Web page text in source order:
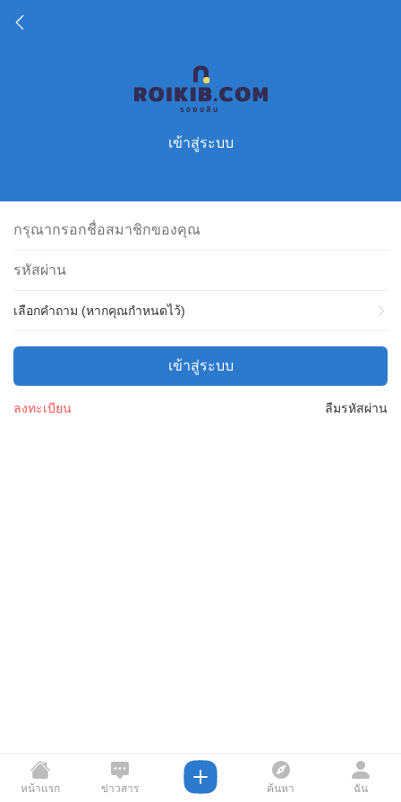
เข้าสู่ระบบ
เลือกคำถาม (หากคุณกำหนดไว้)
เข้าสู่ระบบ
ลืมรหัสผ่าน
ลงทะเบียน
หน้าแรก ข่าวสาร ค้นหา ฉัน